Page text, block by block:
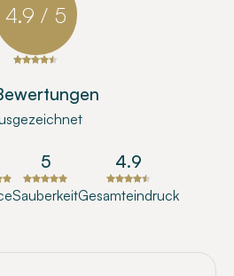
4.9 / 5
Sauberkeit
5
Gesamteindruck
4.9